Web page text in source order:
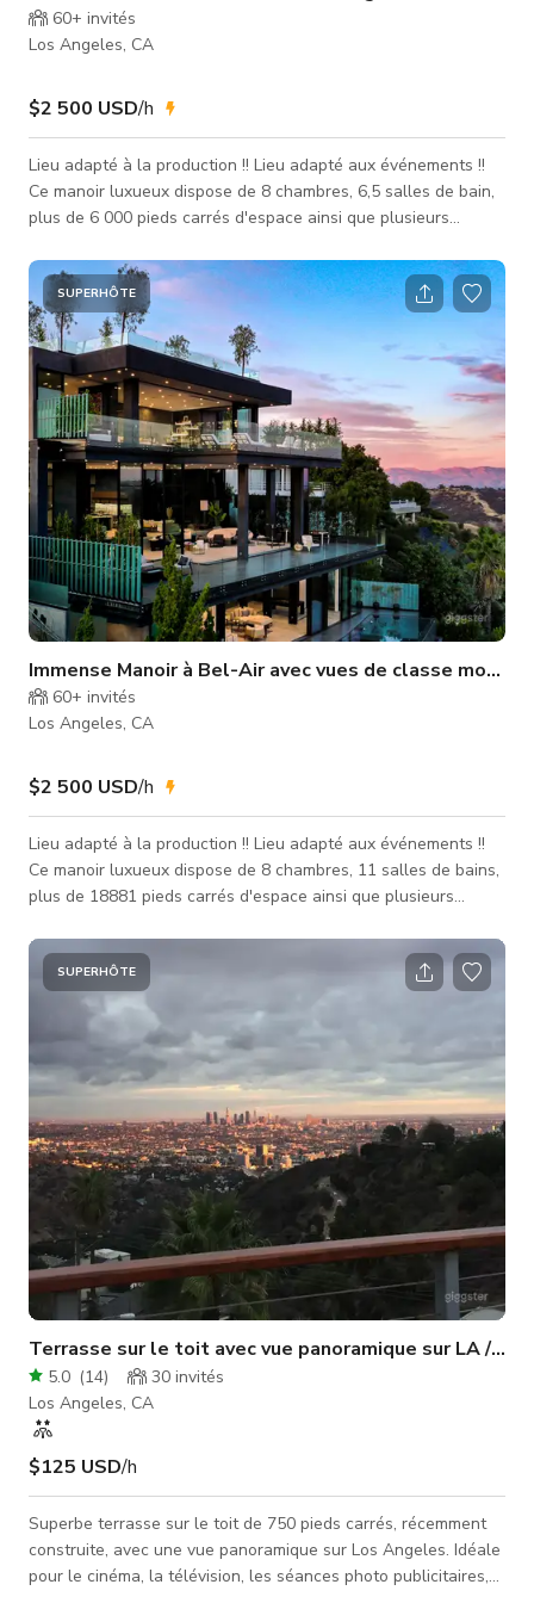
60+ invités
Los Angeles, CA
$2 500 USD/h
Lieu adapté à la production !! Lieu adapté aux événements !!
Ce manoir luxueux dispose de 8 chambres, 6,5 salles de bain,
plus de 6 000 pieds carrés d'espace ainsi que plusieurs
prochain événement, production, séance photo ou
rassemblement intime ! Assurez-vous de réserver dès
aujourd'hui pendant que ce TARIF PROMOTIONNEL est en
vigueur ! Cet espace est prêt pour les événements et la
production ! Des pièces supplémen
SUPERHÔTE
Immense Manoir à Bel-Air avec vues de classe
60+ invités
Los Angeles, CA
$2 500 USD/h
Lieu adapté à la production !! Lieu adapté aux événements !!
Ce manoir luxueux dispose de 8 chambres, 11 salles de bains,
plus de 18881 pieds carrés d'espace ainsi que plusieurs
prochain événement, production, séance photo ou
rassemblement intime ! Assurez-vous de réserver dès
aujourd'hui tant que ce TARIF PROMOTIONNEL est en vigueur
Des pièces supplément
SUPERHÔTE
Terrasse sur le toit avec vue panoramique sur LA /
5.0 (14) 30 invités
Los Angeles, CA
$125 USD/h
Superbe terrasse sur le toit de 750 pieds carrés, récemment
construite, avec une vue panoramique sur Los Angeles. Idéale
pour le cinéma, la télévision, les séances photo publicitaires,